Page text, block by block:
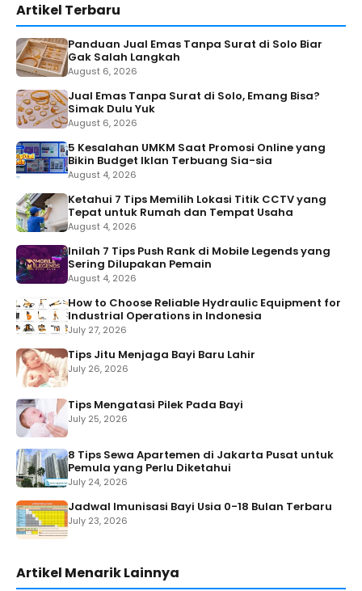
Artikel Terbaru
Panduan Jual Emas Tanpa Surat di Solo Biar
Gak Salah Langkah
August 6, 2026
Jual Emas Tanpa Surat di Solo, Emang Bisa?
Simak Dulu Yuk
August 6, 2026
5 Kesalahan UMKM Saat Promosi Online yang
Bikin Budget Iklan Terbuang Sia-sia
August 4, 2026
Ketahui 7 Tips Memilih Lokasi Titik CCTV yang
Tepat untuk Rumah dan Tempat Usaha
August 4, 2026
Inilah 7 Tips Push Rank di Mobile Legends yang
Sering Dilupakan Pemain
August 4, 2026
How to Choose Reliable Hydraulic Equipment for
Industrial Operations in Indonesia
July 27, 2026
Tips Jitu Menjaga Bayi Baru Lahir
July 26, 2026
Tips Mengatasi Pilek Pada Bayi
July 25, 2026
8 Tips Sewa Apartemen di Jakarta Pusat untuk
Pemula yang Perlu Diketahui
July 24, 2026
Jadwal Imunisasi Bayi Usia 0-18 Bulan Terbaru
July 23, 2026
Artikel Menarik Lainnya